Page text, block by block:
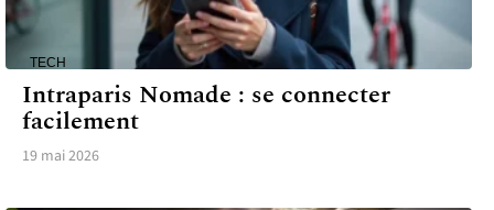
TECH
Intraparis Nomade : se connecter
facilement
19 mai 2026